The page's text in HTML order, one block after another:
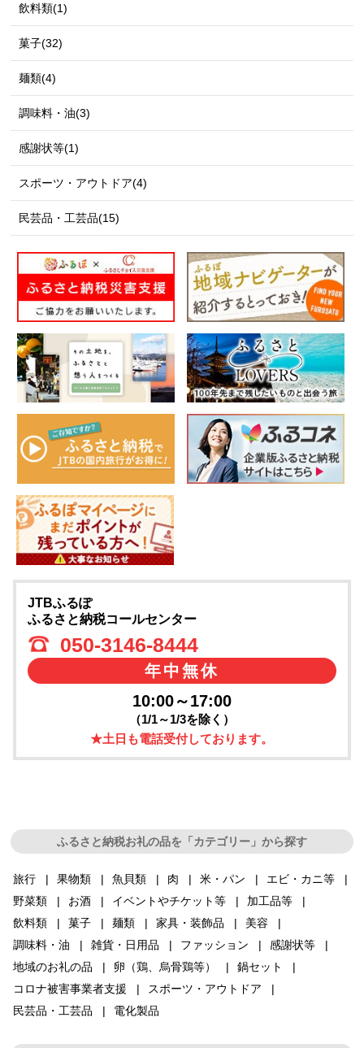
飲料類(1)
菓子(32)
麺類(4)
調味料・油(3)
感謝状等(1)
スポーツ・アウトドア(4)
民芸品・工芸品(15)
JTBふるぽ
ふるさと納税コールセンター
050-3146-8444
年中無休
10:00～17:00
（1/1～1/3を除く）
★土日も電話受付しております。
ふるさと納税お礼の品を「カテゴリー」から探す
旅行 果物類 魚貝類 肉 米・パン
エビ・カニ等
野菜類
お酒 イベントやチケット等
加工品等
飲料類
菓子 麺類 家具・装飾品
美容
調味料・油
雑貨・日用品 ファッション
感謝状等
地域のお礼の品
卵（鶏、烏骨鶏等）
鍋セット
コロナ被害事業者支援
スポーツ・アウトドア
民芸品・工芸品
電化製品